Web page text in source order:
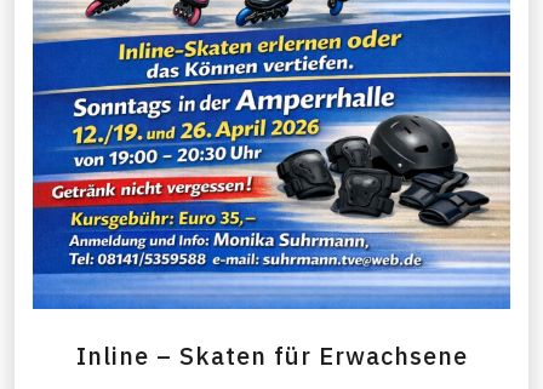
Inline – Skaten für Erwachsene